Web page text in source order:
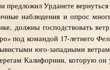
предложил Урданете
наблюдения и опрос
должны господствовать
под командой 17-летнего
юго-западными
Калифорнии, которую